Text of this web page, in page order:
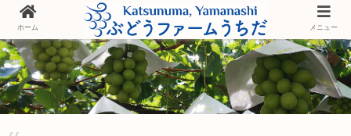
ホーム メニュー